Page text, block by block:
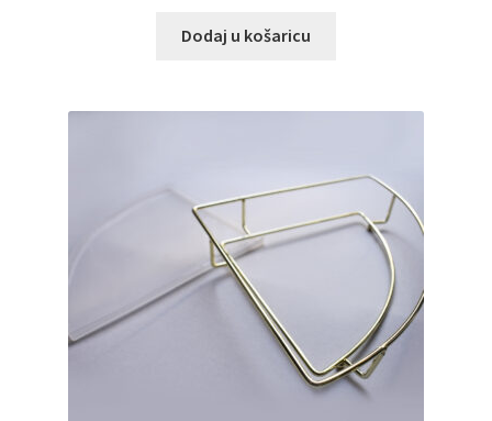
Dodaj u košaricu